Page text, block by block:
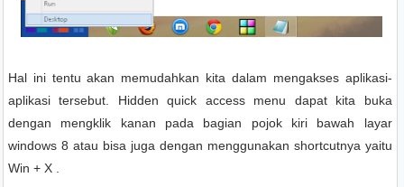
Hal ini tentu akan memudahkan kita dalam mengakses aplikasi-
aplikasi tersebut. Hidden quick access menu dapat kita buka
dengan mengklik kanan pada bagian pojok kiri bawah layar
windows 8 atau bisa juga dengan menggunakan shortcutnya yaitu
Win + X .